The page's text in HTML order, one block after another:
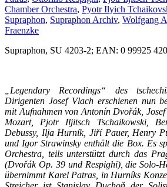
Chamber Orchestra, Pyotr Ilyich
Supraphon, Supraphon Archiv, Wolfgang
Fraenzke
Supraphon, SU 4203-2; EAN: 0 99925
„Legendary Recordings“ des
Dirigenten Josef Vlach erschienen nun
mit Aufnahmen von Antonín Dvořák,
Mozart, Pjotr Iljitsch Tschaikowski,
Debussy, Ilja Hurník, Jiří Pauer, Henry
und Igor Strawinsky enthält die Box. Es
Orchestra, teils unterstützt durch das
(Dvořák Op. 39 und Respighi), die Solo-
übernimmt Karel Patras, in Hurníks